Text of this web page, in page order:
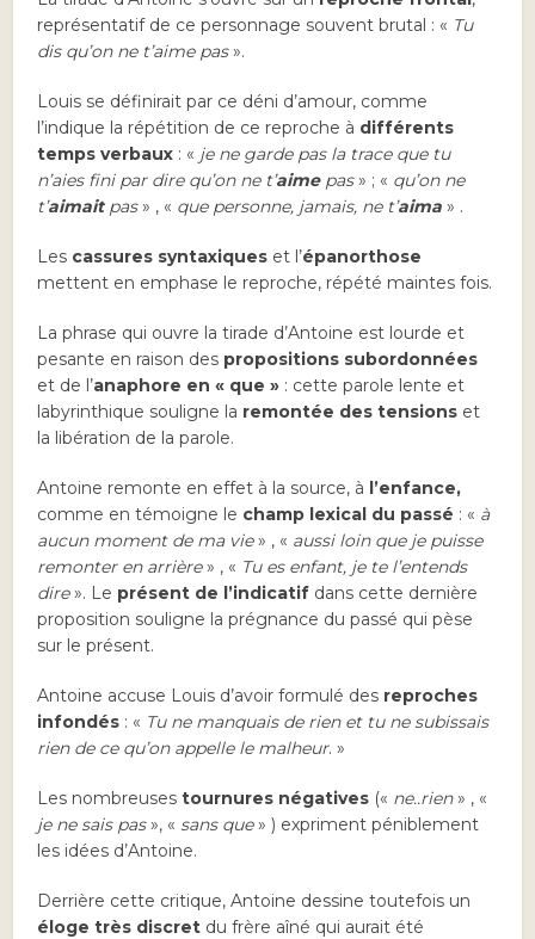
représentatif de ce personnage souvent brutal : « Tu
dis qu’on ne t’aime pas».
Louis se définirait par ce déni d’amour, comme
l’indique la répétition de ce reproche à différents
temps verbaux : « je ne garde pas la trace que tu
n’aies fini par dire qu’on ne t’aimepas» ; « qu’on ne
t’aimaitpas» , « que personne, jamais, ne t’aima » .
Les cassures syntaxiques et l’épanorthose
mettent en emphase le reproche, répété maintes fois.
La phrase qui ouvre la tirade d’Antoine est lourde et
pesante en raison des propositions subordonnées
et de l’anaphore en « que » : cette parole lente et
labyrinthique souligne la remontée des tensions et
la libération de la parole.
Antoine remonte en effet à la source, à l’enfance,
comme en témoigne le champ lexical du passé : « à
aucun moment de ma vie» , « aussi loin que je puisse
remonter en arrière» , « Tu es enfant, je te l’entends
dire». Le présent de l’indicatif dans cette dernière
proposition souligne la prégnance du passé qui pèse
sur le présent.
Antoine accuse Louis d’avoir formulé des reproches
infondés : « Tu ne manquais de rien et tu ne subissais
rien de ce qu’on appelle le malheur. »
Les nombreusestournures négatives (« ne..rien» , «
je ne sais pas», « sans que» ) expriment péniblement
les idées d’Antoine.
Derrière cette critique, Antoine dessine toutefois un
éloge très discret du frère aîné qui aurait été